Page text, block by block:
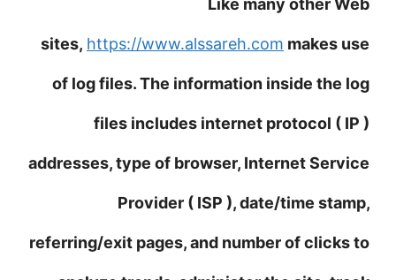
Like many other Web
sites, https://www.alssareh.com makes use
of log files. The information inside the log
files includes internet protocol ( IP )
addresses, type of browser, Internet Service
Provider ( ISP ), date/time stamp,
referring/exit pages, and number of clicks to